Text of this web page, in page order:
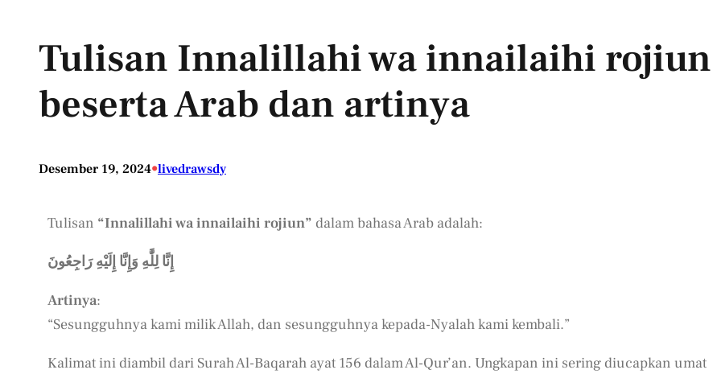
Tulisan Innalillahi wa innailaihi rojiun
beserta Arab dan artinya
Desember 19, 2024•livedrawsdy
Tulisan “Innalillahi wa innailaihi rojiun” dalam bahasa Arab adalah:
إِنَّا لِلَّٰهِ وَإِنَّا إِلَيْهِ رَاجِعُونَ
Artinya:
“Sesungguhnya kami milik Allah, dan sesungguhnya kepada-Nyalah kami kembali.”
Kalimat ini diambil dari Surah Al-Baqarah ayat 156 dalam Al-Qur’an. Ungkapan ini sering diucapkan umat